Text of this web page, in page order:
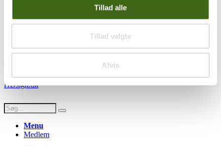
Tillad alle
Tillad valgte
Afvis
Persondatapolitik
© Copyright FADB - All Rights Reserved -Hjemmeside design af
HDsign.dk
Menu
Medlem